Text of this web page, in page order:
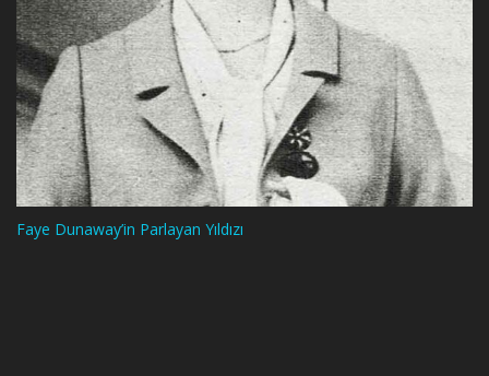
Faye Dunaway’in Parlayan Yıldızı